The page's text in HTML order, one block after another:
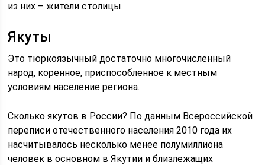
из них – жители столицы.
Якуты
Это тюркоязычный достаточно многочисленный
народ, коренное, приспособленное к местным
условиям население региона.
Сколько якутов в России? По данным Всероссийской
переписи отечественного населения 2010 года их
насчитывалось несколько менее полумиллиона
человек в основном в Якутии и близлежащих